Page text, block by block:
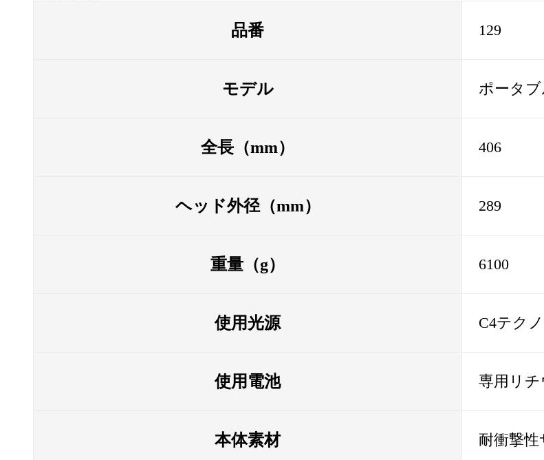
品番 129
モデル ポータ
全長（mm） 406
ヘッド外径（mm） 289
重量（g） 6100
使用光源 C4テク
使用電池 専用リ
本体素材 耐衝撃